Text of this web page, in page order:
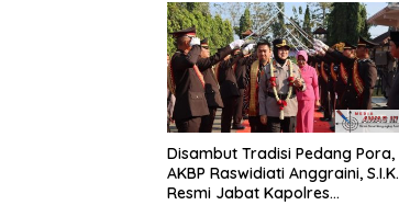
Disambut Tradisi Pedang Pora,
AKBP Raswidiati Anggraini, S.I.K.
Resmi Jabat Kapolres